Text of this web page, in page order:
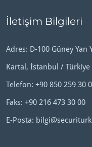
İletişim Bilgileri
Adres: D-100 Güney Yan
Kartal, İstanbul / Türkiye
Telefon: +90 850 259 30
Faks: +90 216 473 30 00
E-Posta: